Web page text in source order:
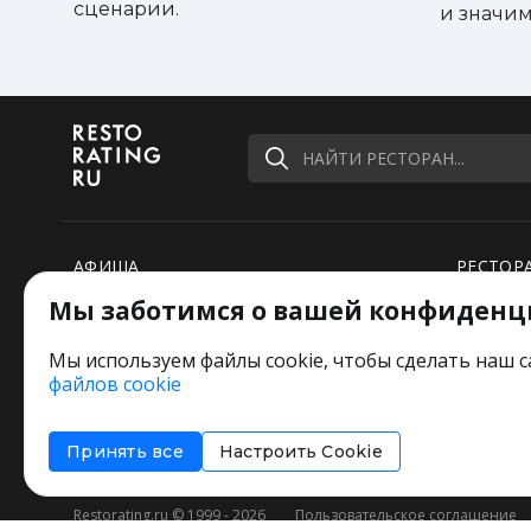
Домашнее мороженое (ваниль, шоколад,
Шоколадный фонтан (шоколад barry
Кофе\чай
сценарии.
и
НАЙТИ РЕСТОРАН...
АФИША
РЕЙТИНГИ
РЕДАКЦИЯ ШУТИТ
Restorating.ru © 1999 - 2026 Пользовательское соглашение
Мы заботимся о вашей
Мы используем файлы cookie, чтобы сделать наш
файлов cookie
Принять все Настроить Cookie